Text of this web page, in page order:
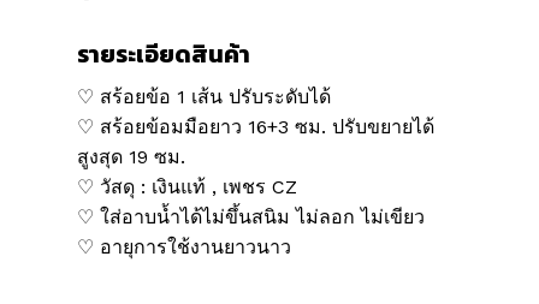
รายระเอียดสินค้า
♡ สร้อยข้อ 1 เส้น ปรับระดับได้
♡ สร้อยข้อมมือยาว 16+3 ซม. ปรับขยายได้
สูงสุด 19 ซม.
♡ วัสดุ : เงินแท้ , เพชร CZ
♡ ใส่อาบน้ำได้ไม่ขึ้นสนิม ไม่ลอก ไม่เขียว
♡ อายุการใช้งานยาวนาว